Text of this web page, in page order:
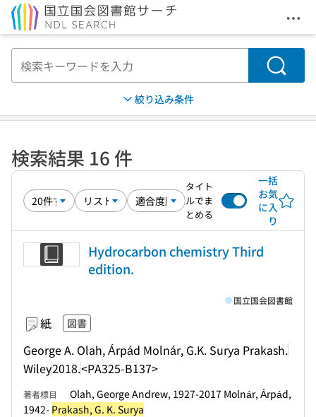
メ
検索
絞り込み条件
検索結果 16 件
タイト
ルでま
とめる
一括
お気
に入
り
Hydrocarbon chemistry Third
edition.
紙 図書
George A. Olah, Árpád Molnár, G.K. Surya Prakash.
Wiley2018.<PA325-B137>
国立国会図書館
著者標目
Olah, George Andrew, 1927-2017 Molnár, Árpád,
1942- Prakash, G. K. Surya